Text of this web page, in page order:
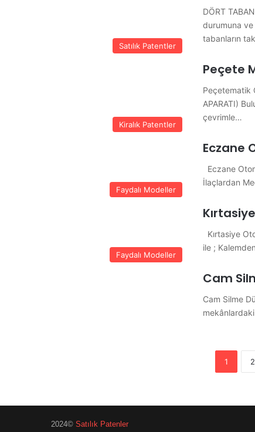
DÖRT
durumuna
tabanların
Satılık Patentler
Peçete
Peçetematik
APARATI)
çevrimle…
Kiralık Patentler
Eczane
Eczane
İlaçlardan
Faydalı Modeller
Kırtasiye
ile ;
Faydalı Modeller
Cam
Cam Silme
1 2
2024© Satılık Patenler